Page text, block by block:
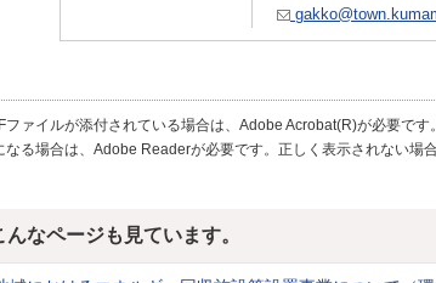
ァイルが添付されている場合は、Adobe Acrobat(R)が必要です。
なる場合は、Adobe Readerが必要です。正しく表示されない場
なページも見ています。